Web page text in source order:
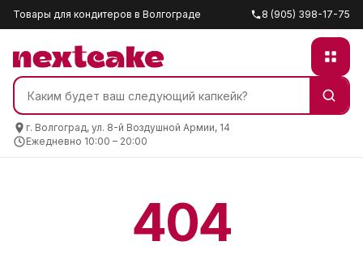
Товары для кондитеров в Волгограде 8 (905) 398-17-75
г. Волгоград, ул. 8-й Воздушной Армии, 14
Ежедневно 10:00 – 20:00
404